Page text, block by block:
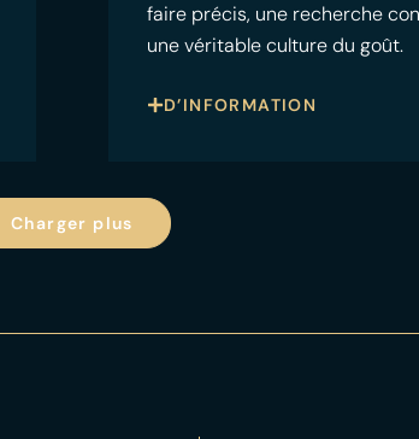
faire précis, une recherche
une véritable culture du goût.
D’INFORMATION
Charger plus